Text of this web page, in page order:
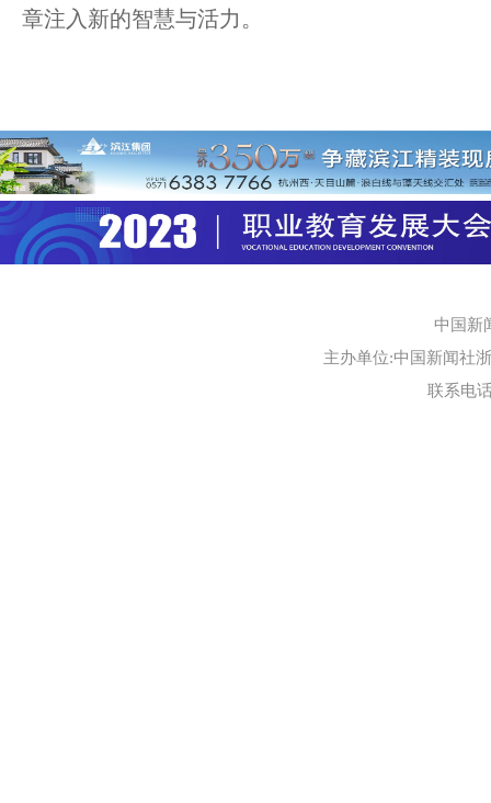
章注入新的智慧与活力。
中国新
主办单位:中国新闻社
联系电